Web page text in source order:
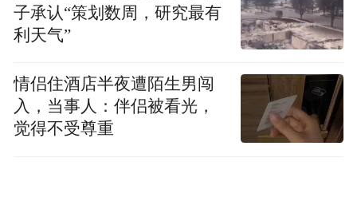
“特别声明：以上作品内容(包括在内的视频、图片或音
频)为凤凰网旗下自媒体平台“大风号”用户上传并发
布，本平台仅提供信息存储空间服务。
pictures and audios if any) is uploaded and posted
by the user of Dafeng Hao, which is a social media
platform and merely provides information storage
space services.”
子承认“策划数周，研究最有
利天气”
情侣住酒店半夜遭陌生男闯
入，当事人：伴侣被看光，
觉得不受尊重